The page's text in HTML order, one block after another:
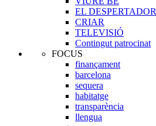
EL DESPERTADOR
CRIAR
TELEVISIÓ
Contingut patrocinat
FOCUS
finançament
barcelona
sequera
habitatge
transparència
llengua